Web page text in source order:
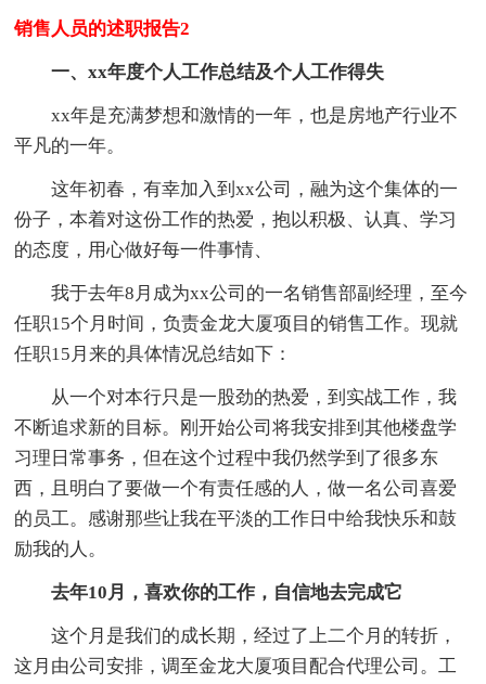
销售人员的述职报告2
一、xx年度个人工作总结及个人工作得失
xx年是充满梦想和激情的一年，也是房地产行业不
平凡的一年。
这年初春，有幸加入到xx公司，融为这个集体的一
份子，本着对这份工作的热爱，抱以积极、认真、学习
的态度，用心做好每一件事情、
我于去年8月成为xx公司的一名销售部副经理，至今
任职15个月时间，负责金龙大厦项目的销售工作。现就
任职15月来的具体情况总结如下：
从一个对本行只是一股劲的热爱，到实战工作，我
不断追求新的目标。刚开始公司将我安排到其他楼盘学
习理日常事务，但在这个过程中我仍然学到了很多东
西，且明白了要做一个有责任感的人，做一名公司喜爱
的员工。感谢那些让我在平淡的工作日中给我快乐和鼓
励我的人。
去年10月，喜欢你的工作，自信地去完成它
这个月是我们的成长期，经过了上二个月的转折，
这月由公司安排，调至金龙大厦项目配合代理公司。工